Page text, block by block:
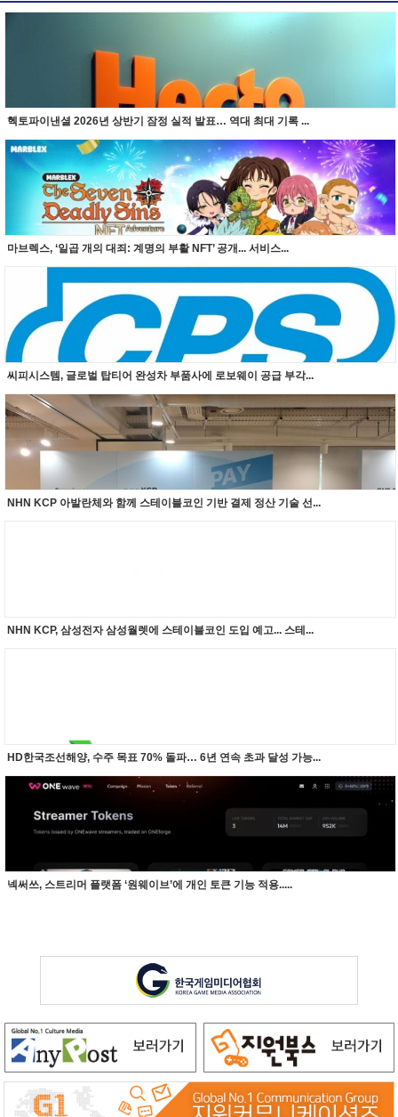
헥토파이낸셜 2026년 상반기 잠정 실적 발표… 역대 최대 기록 ...
마브렉스, ‘일곱 개의 대죄: 계명의 부활 NFT’ 공개... 서비스...
씨피시스템, 글로벌 탑티어 완성차 부품사에 로보웨이 공급 부각...
NHN KCP 아발란체와 함께 스테이블코인 기반 결제 정산 기술 선...
NHN KCP, 삼성전자 삼성월렛에 스테이블코인 도입 예고... 스테...
HD한국조선해양, 수주 목표 70% 돌파… 6년 연속 초과 달성 가능...
넥써쓰, 스트리머 플랫폼 ‘원웨이브’에 개인 토큰 기능 적용.....